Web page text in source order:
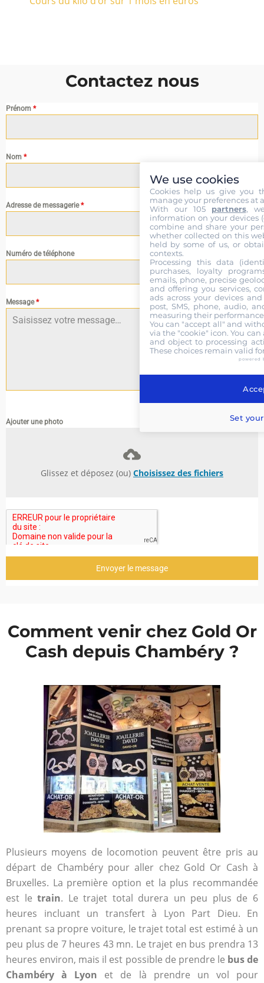
Contactez nous
Prénom *
Nom *
Adresse de messagerie*
Numéro de téléphone
Message*
Ajouter une photo
Glissez et déposez (ou) Choisissez des fichiers
Envoyer le message
Comment venir chez Gold Or
Cash depuis Chambéry ?
Plusieurs moyens de locomotion peuvent être pris au
départ de Chambéry pour aller chez Gold Or Cash à
Bruxelles. La première option et la plus recommandée
est le train. Le trajet total durera un peu plus de 6
heures incluant un transfert à Lyon Part Dieu. En
prenant sa propre voiture, le trajet total est estimé à un
peu plus de 7 heures 43 mn. Le trajet en bus prendra 13
heures environ, mais il est possible de prendre le bus de
Chambéry à Lyon et de là prendre un vol pour
We use cookies
Cookies help us give you
manage your preferences at
With our 105 partners,
information on your devices
combine and share your
whether collected on this
held by some of us, or
contexts.
Processing this data
purchases, loyalty
emails, phone, precise
and offering you services,
ads across your devices
post, SMS, phone, audio,
measuring their
You can "accept all" and
via the "cookie" icon. You
and object to processing
These choices remain valid
powered
Set